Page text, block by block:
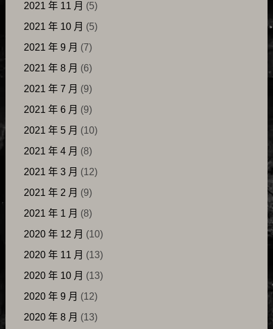
2021 年 11 月 (5)
2021 年 10 月 (5)
2021 年 9 月 (7)
2021 年 8 月 (6)
2021 年 7 月 (9)
2021 年 6 月 (9)
2021 年 5 月 (10)
2021 年 4 月 (8)
2021 年 3 月 (12)
2021 年 2 月 (9)
2021 年 1 月 (8)
2020 年 12 月 (10)
2020 年 11 月 (13)
2020 年 10 月 (13)
2020 年 9 月 (12)
2020 年 8 月 (13)